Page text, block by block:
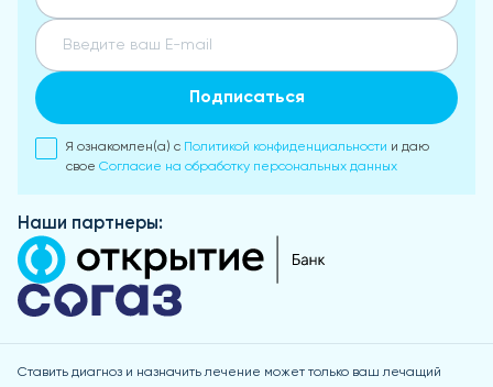
Подписаться
Я ознакомлен(а) с Политикой конфиденциальности и даю
свое Согласие на обработку персональных данных
Наши партнеры:
Ставить диагноз и назначить лечение может только ваш лечащий